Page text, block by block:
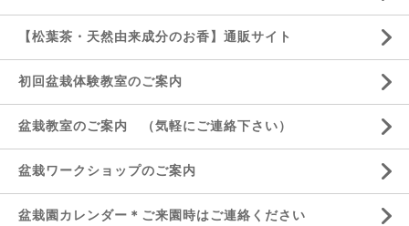
【松葉茶・天然由来成分のお香】通販サイト
初回盆栽体験教室のご案内
盆栽教室のご案内 （気軽にご連絡下さい）
盆栽ワークショップのご案内
盆栽園カレンダー＊ご来園時はご連絡ください